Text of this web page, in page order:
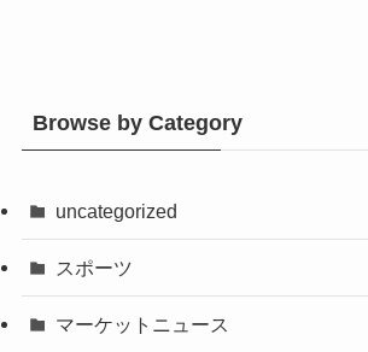
Browse by Category
uncategorized
スポーツ
マーケットニュース